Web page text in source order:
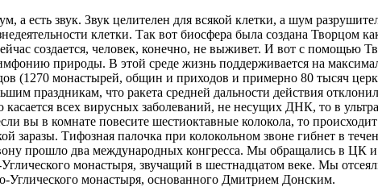
а есть звук. Звук целителен для всякой клетки, а шум
клетки. Так вот биосфера была создана Творцом
создается, человек, конечно, не выживет. И вот с помощью
природы. В этой среде жизнь поддерживается на
(1270 монастырей, общин и приходов и примерно 80 тысяч
праздникам, что ракета средней дальности действия
всех вирусных заболеваний, не несущих ДНК, то в
вы в комнате повесите шестиоктавные колокола, то
заразы. Тифозная палочка при колокольном звоне гибнет в
прошло два международных конгресса. Мы обращались в ЦК
монастыря, звучащий в шестнадцатом веке. Мы
монастыря, основанного Дмитрием Донским.